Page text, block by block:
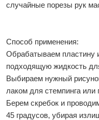
случайные порезы рук
Способ применения:
Обрабатываем пластину
подходящую жидкость
Выбираем нужный
лаком для стемпинга или
Берем скребок и
45 градусов, убирая